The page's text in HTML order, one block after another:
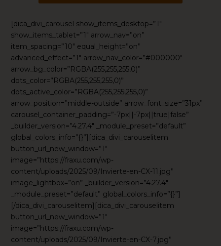
[dica_divi_carousel show_items_desktop=”1″
show_items_tablet=”1″ arrow_nav=”on”
item_spacing=”10″ equal_height=”on”
advanced_effect=”1″ arrow_nav_color=”#000000″
arrow_bg_color=”RGBA(255,255,255,0)”
dots_color=”RGBA(255,255,255,0)”
dots_active_color=”RGBA(255,255,255,0)”
arrow_position=”middle-outside” arrow_font_size=”31px”
carousel_container_padding=”-7px||-7px||true|false”
_builder_version=”4.27.4″ _module_preset=”default”
global_colors_info=”{}”][dica_divi_carouselitem
button_url_new_window=”1″
image=”https://fraxu.com/wp-
content/uploads/2025/09/Invierte-en-CX-11.jpg”
image_lightbox=”on” _builder_version=”4.27.4″
_module_preset=”default” global_colors_info=”{}”]
[/dica_divi_carouselitem][dica_divi_carouselitem
button_url_new_window=”1″
image=”https://fraxu.com/wp-
content/uploads/2025/09/Invierte-en-CX-7.jpg”